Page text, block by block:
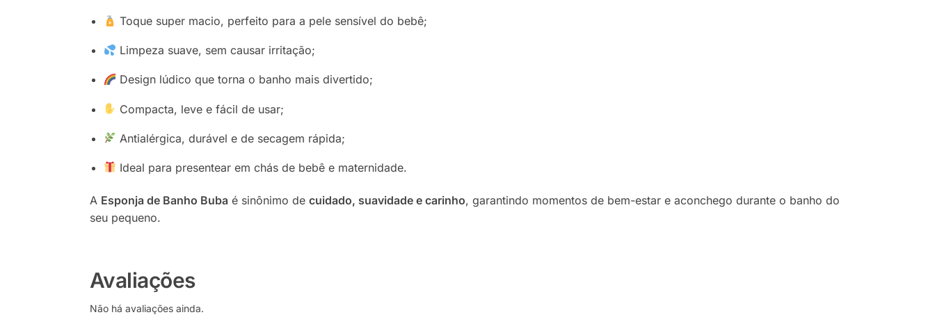
Toque super macio, perfeito para a pele sensível do bebê;
Limpeza suave, sem causar irritação;
Design lúdico que torna o banho mais divertido;
Compacta, leve e fácil de usar;
Antialérgica, durável e de secagem rápida;
Ideal para presentear em chás de bebê e maternidade.
A Esponja de Banho Buba é sinônimo de cuidado, suavidade e carinho, garantindo momentos de bem-estar e aconchego durante o banho do
seu pequeno.
Avaliações
Não há avaliações ainda.